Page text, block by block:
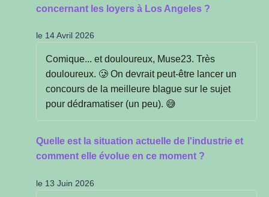
concernant les loyers à Los Angeles ?
le 14 Avril 2026
Comique... et douloureux, Muse23. Très
douloureux. 🥲 On devrait peut-être lancer un
concours de la meilleure blague sur le sujet
pour dédramatiser (un peu). 😅
Quelle est la situation actuelle de l'industrie et
comment elle évolue en ce moment ?
le 13 Juin 2026